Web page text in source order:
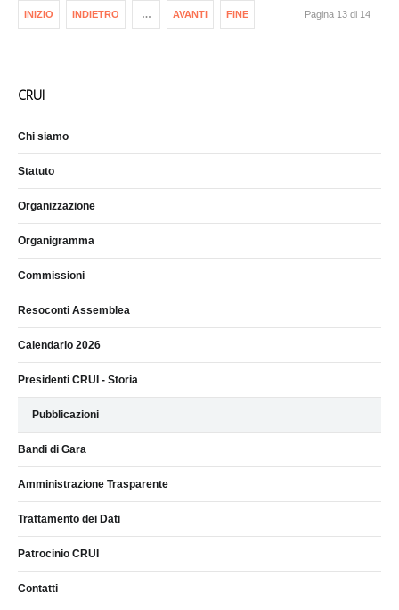
INIZIO INDIETRO … AVANTI FINE Pagina 13 di 14
CRUI
Chi siamo
Statuto
Organizzazione
Organigramma
Commissioni
Resoconti Assemblea
Calendario 2026
Presidenti CRUI - Storia
Pubblicazioni
Bandi di Gara
Amministrazione Trasparente
Trattamento dei Dati
Patrocinio CRUI
Contatti